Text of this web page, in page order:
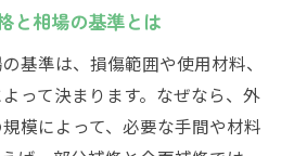
への最適な補修方法と料金
に適したリペア補修と料金目
と相場の基準とは
基準は、損傷範囲や使用材料、
って決まります。なぜなら、外
模によって、必要な手間や材料